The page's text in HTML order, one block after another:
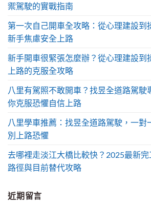
禦駕駛的實戰指南
第一次自己開車全攻略：從心理建設到
新手焦慮安全上路
新手開車很緊張怎麼辦？從心理建設到
上路的克服全攻略
八里有駕照不敢開車？找昱全道路駕駛
你克服恐懼自信上路
八里學車推薦：找昱全道路駕駛，一對
別上路恐懼
去哪裡走淡江大橋比較快？2025最新
路徑與目前替代攻略
近期留言